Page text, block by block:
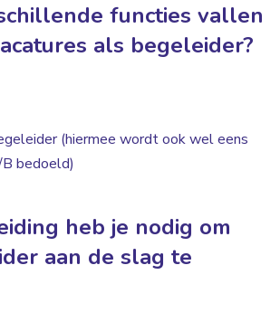
functies vallen
als begeleider?
(hiermee wordt ook wel eens
bedoeld)
heb je nodig om
aan de slag te